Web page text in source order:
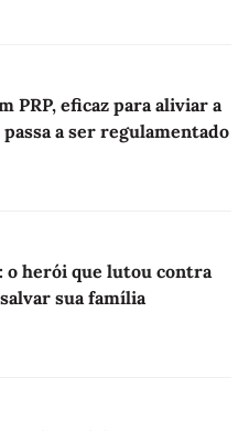
PRP, eficaz para aliviar a
a ser regulamentado
o herói que lutou contra
sua família